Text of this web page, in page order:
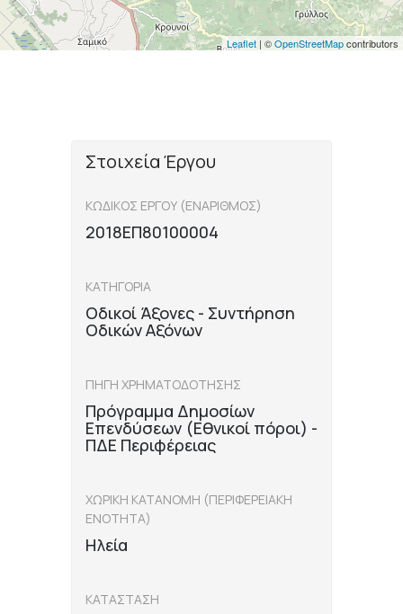
Leaflet | ©OpenStreetMapcontributors
Στοιχεία Έργου
ΚΩΔΙΚΟΣ ΕΡΓΟΥ (ΕΝΑΡΙΘΜΟΣ)
2018ΕΠ80100004
ΚΑΤΗΓΟΡΙΑ
Οδικοί Άξονες - Συντήρηση
Οδικών Αξόνων
ΠΗΓΗ ΧΡΗΜΑΤΟΔΟΤΗΣΗΣ
Πρόγραμμα Δημοσίων
Επενδύσεων (Εθνικοί πόροι) -
ΠΔΕ Περιφέρειας
ΧΩΡΙΚΗ ΚΑΤΑΝΟΜΗ (ΠΕΡΙΦΕΡΕΙΑΚΗ
ΕΝΟΤΗΤΑ)
Ηλεία
ΚΑΤΑΣΤΑΣΗ